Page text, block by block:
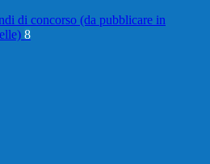
di concorso (da pubblicare in
8